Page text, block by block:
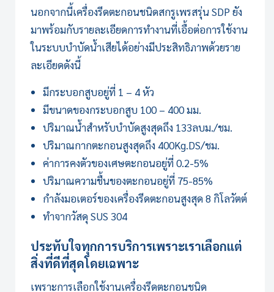
นอกจากนี้เครื่องรีดตะกอนชนิดสกรูเพรสรุ่น SDP ยัง
มาพร้อมกับรายละเอียดการทำงานที่เอื้อต่อการใช้งาน
ในระบบบำบัดน้ำเสียได้อย่างมีประสิทธิภาพด้วยราย
ละเอียดดังนี้
มีกระบอกสูบอยู่ที่ 1 – 4 หัว
มีขนาดของกระบอกสูบ 100 – 400 มม.
ปริมาณน้ำสำหรับบำบัดสูงสุดถึง 133ลบม./ชม.
ปริมาณกากตะกอนสูงสุดถึง 400Kg.DS/ชม.
ค่าการคงตัวของเศษตะกอนอยู่ที่ 0.2-5%
ปริมาณความชื้นของตะกอนอยู่ที่ 75-85%
กำลังมอเตอร์ของเครื่องรีดตะกอนสูงสุด 8 กิโลวัตต์
ทำจากวัสดุ SUS 304
ประทับใจทุกการบริการเพราะเราเลือกแต่
สิ่งที่ดีที่สุดโดยเฉพาะ
เพราะการเลือกใช้งานเครื่องรีดตะกอนชนิด